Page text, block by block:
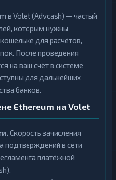
в Volet (Advcash) — частый
которым нужны
для расчётов,
После проведения
на ваш счёт в системе
для дальнейших
банков.
Ethereum на Volet
Скорость зачисления
подтверждений в сети
платёжной